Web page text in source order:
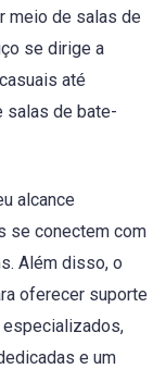
meio de salas de
se dirige a
até
salas de bate-
alcance
se conectem com
Além disso, o
oferecer suporte
e um